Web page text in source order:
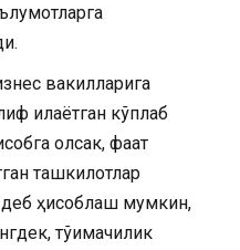
вакилларига
қилаётган кўплаб
олсак, фақат
ташкилотлар
ҳисоблаш мумкин,
тўқимачилик